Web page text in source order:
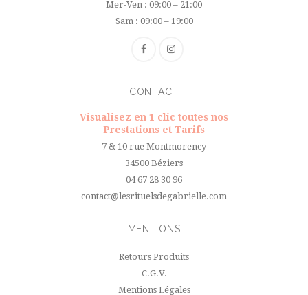
Mer-Ven : 09:00 – 21:00
Sam : 09:00 – 19:00
CONTACT
Visualisez en 1 clic toutes nos
Prestations et Tarifs
7 & 10 rue Montmorency
34500 Béziers
04 67 28 30 96
contact@lesrituelsdegabrielle.com
MENTIONS
Retours Produits
C.G.V.
Mentions Légales